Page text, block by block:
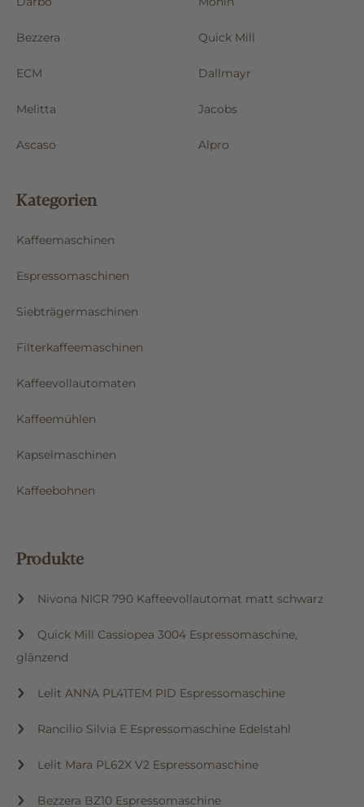
Bezzera Quick Mill
ECM Dallmayr
Melitta Jacobs
Ascaso Alpro
Kategorien
Kaffeemaschinen
Espressomaschinen
Siebträgermaschinen
Filterkaffeemaschinen
Kaffeevollautomaten
Kaffeemühlen
Kapselmaschinen
Kaffeebohnen
Produkte
Nivona NICR 790 Kaffeevollautomat matt schwarz
Quick Mill Cassiopea 3004 Espressomaschine,
glänzend
Lelit ANNA PL41TEM PID Espressomaschine
Rancilio Silvia E Espressomaschine Edelstahl
Lelit Mara PL62X V2 Espressomaschine
Bezzera BZ10 Espressomaschine